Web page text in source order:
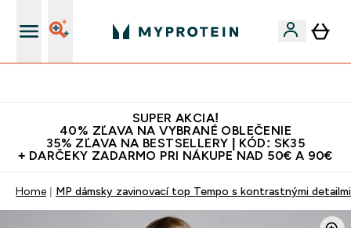
SUPER AKCIA!
40% ZĽAVA NA VYBRANÉ OBLEČENIE
35% ZĽAVA NA BESTSELLERY | KÓD: SK35
+ DARČEKY ZADARMO PRI NÁKUPE NAD 50€ A 90€
Home MP dámsky zavinovací top Tempo s kontrastnými